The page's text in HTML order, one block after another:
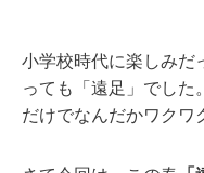
小学校時代に楽しみだ
っても「遠足」でした
だけでなんだかワクワ